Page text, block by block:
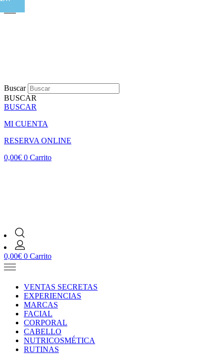
Buscar
BUSCAR
BUSCAR
MI CUENTA
RESERVA ONLINE
0,00€ 0 Carrito
0,00€ 0 Carrito
VENTAS SECRETAS
EXPERIENCIAS
MARCAS
FACIAL
CORPORAL
CABELLO
NUTRICOSMÉTICA
RUTINAS